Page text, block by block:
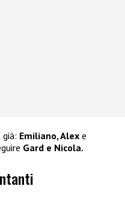
già: Emiliano, Alex e
Gard e Nicola.